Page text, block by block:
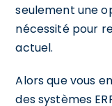
seulement une
nécessité pour
actuel.
Alors que vous
des systèmes